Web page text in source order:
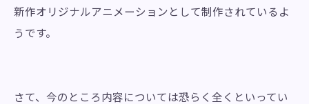
新作オリジナルアニメーションとして制作されているよ
うです。
さて、今のところ内容については恐らく全くといってい